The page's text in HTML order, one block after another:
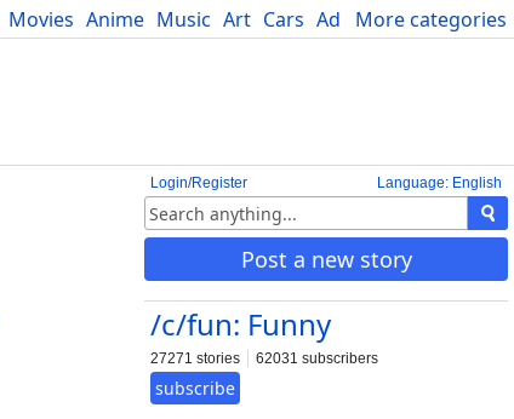
More categories
Movies Anime Music Art Cars Advice Science
Language: English
Login/Register
Post a new story
/c/fun: Funny
27271 stories 62031 subscribers
subscribe